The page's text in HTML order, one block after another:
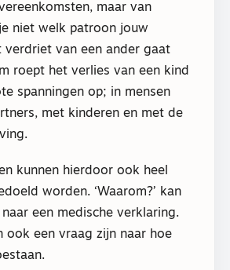
maar van
niet welk patroon jouw
van een ander gaat
roept het verlies van een kind
spanningen op; in mensen
met kinderen en met de
kunnen hierdoor ook heel
worden. ‘Waarom?’ kan
een medische verklaring.
ook een vraag zijn naar hoe